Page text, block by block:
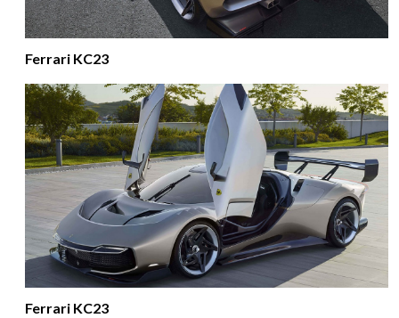
Ferrari KC23
Ferrari KC23